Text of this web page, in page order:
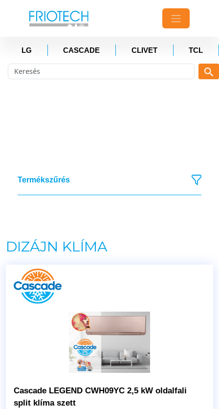
LG CASCADE CLIVET TCL
Termékszűrés
DIZÁJN KLÍMA
Cascade LEGEND CWH09YC 2,5 kW oldalfali
split klíma szett